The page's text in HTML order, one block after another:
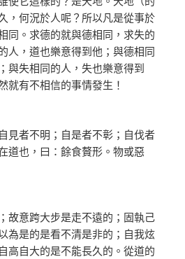
，何況於人呢？所以凡是從事於
同。求德的就與德相同，求失的
人，道也樂意得到他；與德相同
與失相同的人，失也樂意得到
就有不相信的事情發生！
見者不明；自是者不彰；自伐者
道也，曰：餘食贅形。物或惡
故意跨大步是走不遠的；固執己
為是的是看不清是非的；自我炫
高自大的是不能長久的。從道的